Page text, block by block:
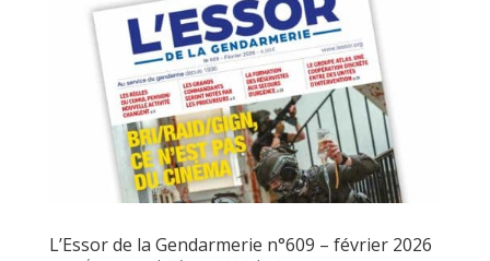
L’Essor de la Gendarmerie n°609 – février 2026